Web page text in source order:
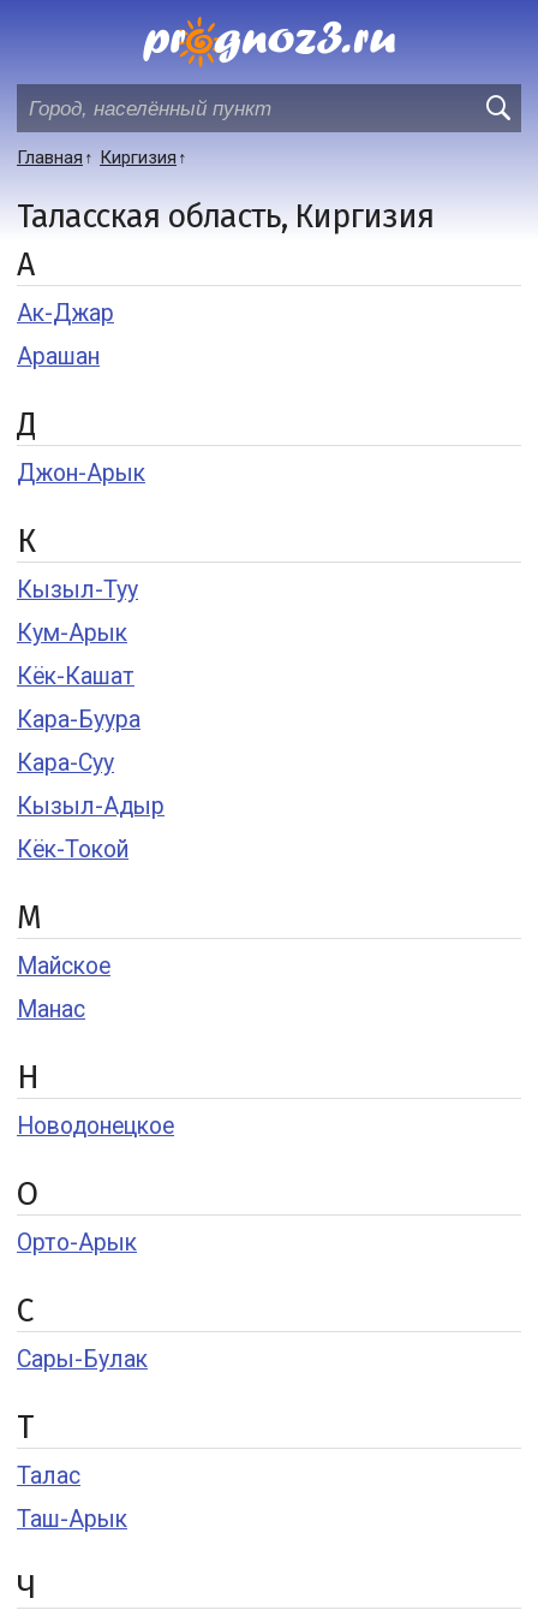
Главная Киргизия
Таласская область, Киргизия
А
Ак-Джар
Арашан
Д
Джон-Арык
К
Кызыл-Туу
Кум-Арык
Кёк-Кашат
Кара-Буура
Кара-Суу
Кызыл-Адыр
Кёк-Токой
М
Майское
Манас
Н
Новодонецкое
О
Орто-Арык
С
Сары-Булак
Т
Талас
Таш-Арык
Ч